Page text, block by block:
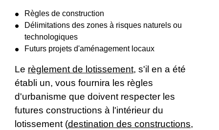
Règles de construction
Délimitations des zones à risques naturels ou
technologiques
Futurs projets d'aménagement locaux
Le règlement de lotissement, s'il en a été
établi un, vous fournira les règles
d'urbanisme que doivent respecter les
futures constructions à l'intérieur du
lotissement (destination des constructions,